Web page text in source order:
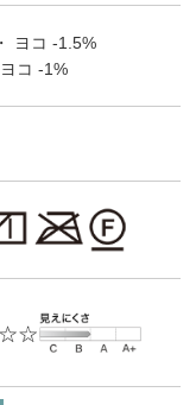
ヨコ-1.5%
ヨコ-1%